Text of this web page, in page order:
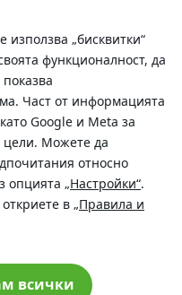
използва „бисквитки“
функционалност, да
Част от информацията
Google и Meta за
Можете да
относно
опцията „Настройки“.
в „Правила и
всички
5, София 1036